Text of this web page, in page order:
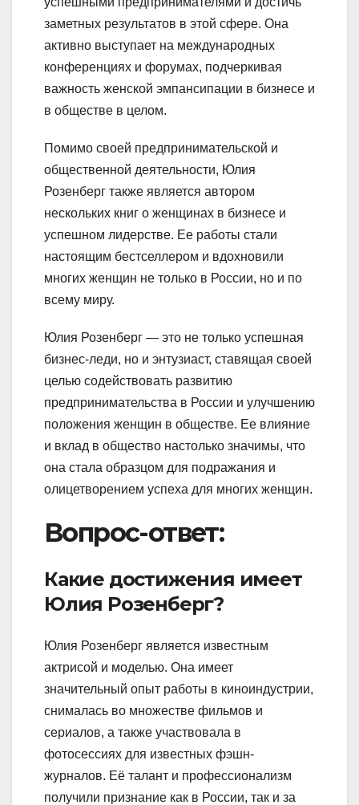
заметных результатов в этой сфере. Она
активно выступает на международных
конференциях и форумах, подчеркивая
важность женской эмпансипации в бизнесе и
в обществе в целом.
Помимо своей предпринимательской и
общественной деятельности, Юлия
Розенберг также является автором
нескольких книг о женщинах в бизнесе и
успешном лидерстве. Ее работы стали
настоящим бестселлером и вдохновили
многих женщин не только в России, но и по
всему миру.
Юлия Розенберг — это не только успешная
бизнес-леди, но и энтузиаст, ставящая своей
целью содействовать развитию
предпринимательства в России и улучшению
положения женщин в обществе. Ее влияние
и вклад в общество настолько значимы, что
она стала образцом для подражания и
олицетворением успеха для многих женщин.
Вопрос-ответ:
Какие достижения имеет
Юлия Розенберг?
Юлия Розенберг является известным
актрисой и моделью. Она имеет
значительный опыт работы в киноиндустрии,
снималась во множестве фильмов и
сериалов, а также участвовала в
фотосессиях для известных фэшн-
журналов. Её талант и профессионализм
получили признание как в России, так и за